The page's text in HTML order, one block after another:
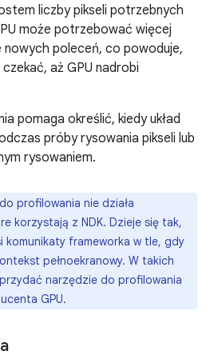
liczby pikseli potrzebnych
może potrzebować więcej
poleceń, co powoduje,
aż GPU nadrobi
pomaga określić, kiedy układ
próby rysowania pikseli lub
rysowaniem.
profilowania nie działa
korzystają z NDK. Dzieje się tak,
komunikaty frameworka w tle, gdy
pełnoekranowy. W takich
narzędzie do profilowania
GPU.